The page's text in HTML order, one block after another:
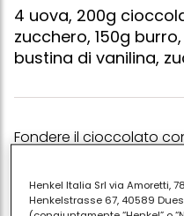
4 uova, 200g
zucchero, 150g
bustina di vanilina,
Fondere il cioccolato
zucchero, montare i
tutto insieme,
Henkel Italia Srl via Amoretti,
Henkelstrasse 67, 40589